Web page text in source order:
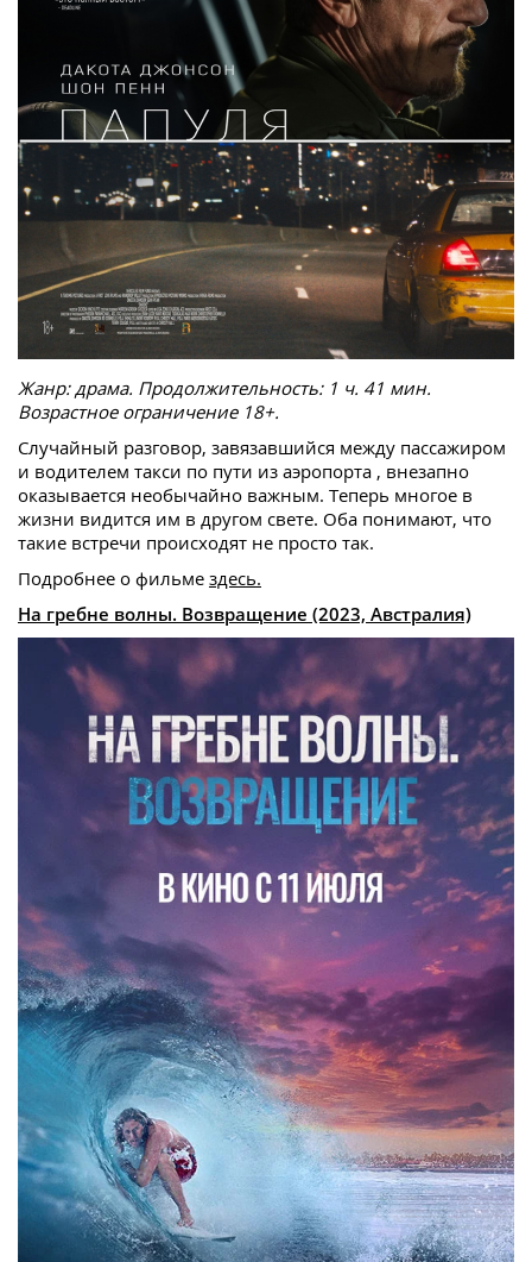
Жанр: драма. Продолжительность: 1 ч. 41 мин.
Возрастное ограничение 18+.
Случайный разговор, завязавшийся между пассажиром
и водителем такси по пути из аэропорта , внезапно
оказывается необычайно важным. Теперь многое в
жизни видится им в другом свете. Оба понимают, что
такие встречи происходят не просто так.
Подробнее о фильме здесь.
На гребне волны. Возвращение (2023, Австралия)